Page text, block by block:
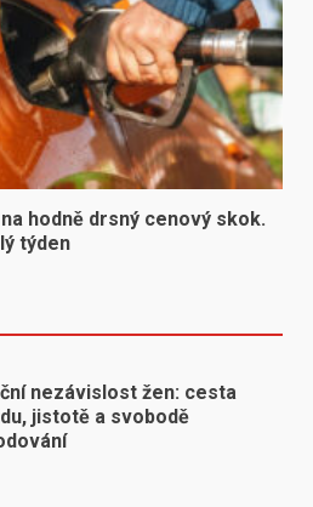
hodně drsný cenový skok.
týden
nezávislost žen: cesta
jistotě a svobodě